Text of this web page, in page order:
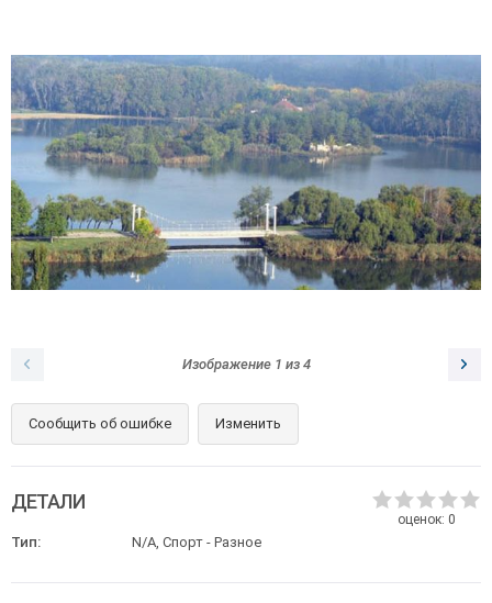
Изображение 1 из 4
Сообщить об ошибке Изменить
оценок: 0
ДЕТАЛИ
Тип: N/A, Спорт - Разное